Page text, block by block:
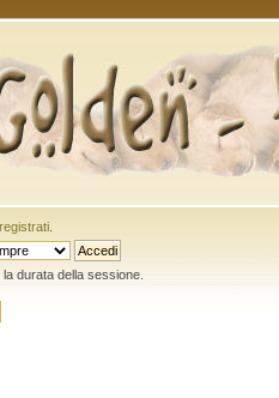
registrati.
durata della sessione.